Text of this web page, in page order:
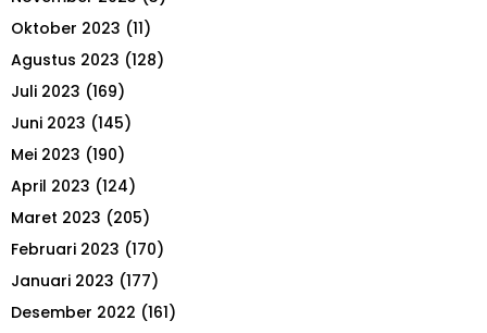
Oktober 2023 (11)
Agustus 2023 (128)
Juli 2023 (169)
Juni 2023 (145)
Mei 2023 (190)
April 2023 (124)
Maret 2023 (205)
Februari 2023 (170)
Januari 2023 (177)
Desember 2022 (161)